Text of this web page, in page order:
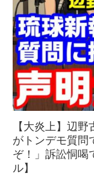
【大炎上】辺
がトンデモ質問
ぞ！」訴訟恫喝
ル】